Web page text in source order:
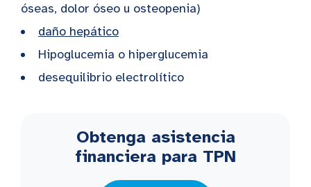
óseas, dolor óseo u osteopenia)
daño hepático
Hipoglucemia o hiperglucemia
desequilibrio electrolítico
Obtenga asistencia
financiera para TPN